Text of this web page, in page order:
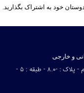
خود به اشتراک بگذارید.
- طبقه : 5 -